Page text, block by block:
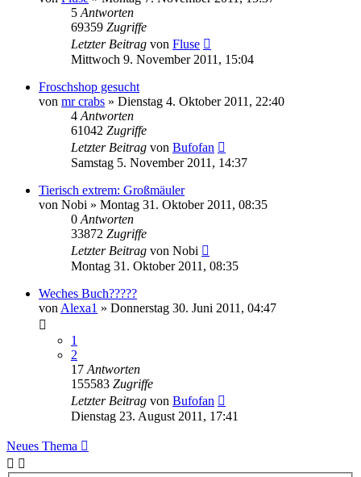
5 Antworten
69359 Zugriffe
Letzter Beitrag von Fluse
Mittwoch 9. November 2011, 15:04
Froschshop gesucht
von mr crabs » Dienstag 4. Oktober 2011, 22:40
4 Antworten
61042 Zugriffe
Letzter Beitrag von Bufofan
Samstag 5. November 2011, 14:37
Tierisch extrem: Großmäuler
von Nobi » Montag 31. Oktober 2011, 08:35
0 Antworten
33872 Zugriffe
Letzter Beitrag von Nobi
Montag 31. Oktober 2011, 08:35
Weches Buch?????
von Alexa1 » Donnerstag 30. Juni 2011, 04:47
1
2
17 Antworten
155583 Zugriffe
Letzter Beitrag von Bufofan
Dienstag 23. August 2011, 17:41
Neues Thema